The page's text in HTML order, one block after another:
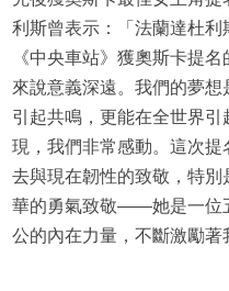
利斯曾表示：「法蘭達杜
《中央車站》獲奧斯卡提
來說意義深遠。我們的夢
引起共鳴，更能在全世界
現，我們非常感動。這次
去與現在韌性的致敬，特
華的勇氣致敬——她是一位
公的內在力量，不斷激勵著